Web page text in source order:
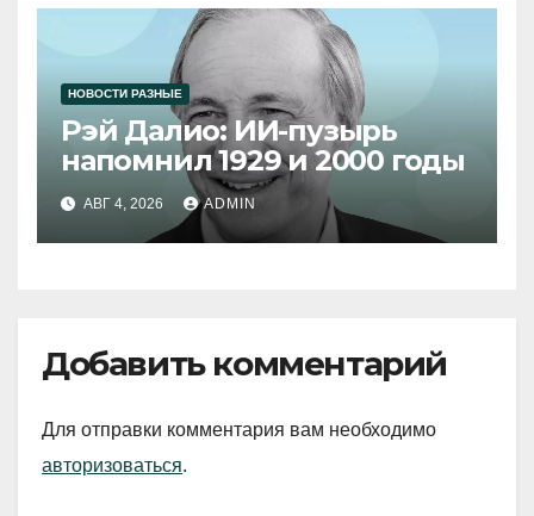
НОВОСТИ РАЗНЫЕ
Рэй Далио: ИИ-пузырь
напомнил 1929 и 2000 годы
АВГ 4, 2026 ADMIN
Добавить комментарий
Для отправки комментария вам необходимо
авторизоваться.